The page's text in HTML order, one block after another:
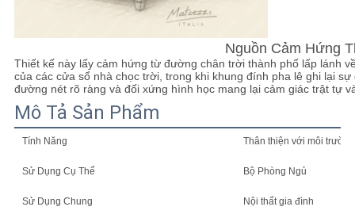
GIÁ
SƠ
ĐỒ
TRANG
WEB
Nguồn Cảm Hứng
Thiết kế này lấy cảm hứng từ đường chân trời thành phố lấp lánh
của các cửa sổ nhà chọc trời, trong khi khung đính pha lê ghi lại
đường nét rõ ràng và đối xứng hình học mang lại cảm giác trật tự
Mô Tả Sản Phẩm
Tính Năng Thân thiện với môi trường
Sử Dụng Cụ Thể Bộ Phòng Ngủ
Sử Dụng Chung Nội thất gia đình